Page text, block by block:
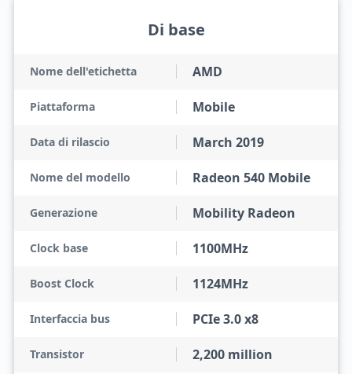
Di base
Nome dell'etichetta AMD
Piattaforma Mobile
Data di rilascio March 2019
Nome del modello Radeon 540 Mobile
Generazione Mobility Radeon
Clock base 1100MHz
Boost Clock 1124MHz
Interfaccia bus PCIe 3.0 x8
Transistor 2,200 million